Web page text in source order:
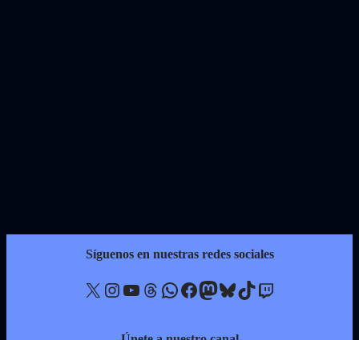
Síguenos en nuestras redes sociales
X Instagram YouTube Threads WhatsApp Facebook Mastodon Bluesky TikTok Twitch